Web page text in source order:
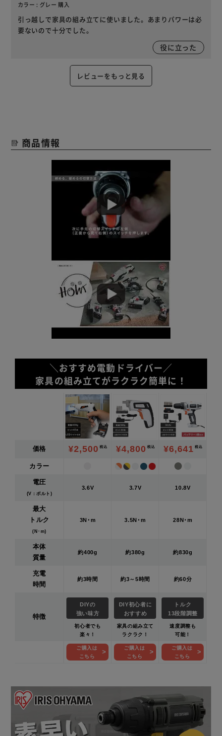
カラー : グレー 購入
引っ越しで家具の組み立てに使いました。あまりパワーは必
要ないので十分でした。
役に立った
レビューをもっと見る
商品情報
＼おすすめ電動ドライバー／
家具の組み立てがラクラク簡単に！
価格 ¥2,500 税込 ¥4,800 税込 ¥6,641 税込
カラー
電圧
(V：ボルト)
3.6V 3.7V 10.8V
最大
トルク
(N･m)
3N･m 3.5N･m 28N･m
本体
質量
約400g 約380g 約830g
充電
時間
約3時間 約3～5時間 約60分
特徴
DIYの
強い味方
初心者でも
楽々！
DIY初心者に
おすすめ
家具の組み立て
ラクラク！
トルク
13段階調整
速度調整も
可能！
ご購入は
こちら
ご購入は
こちら
ご購入は
こちら